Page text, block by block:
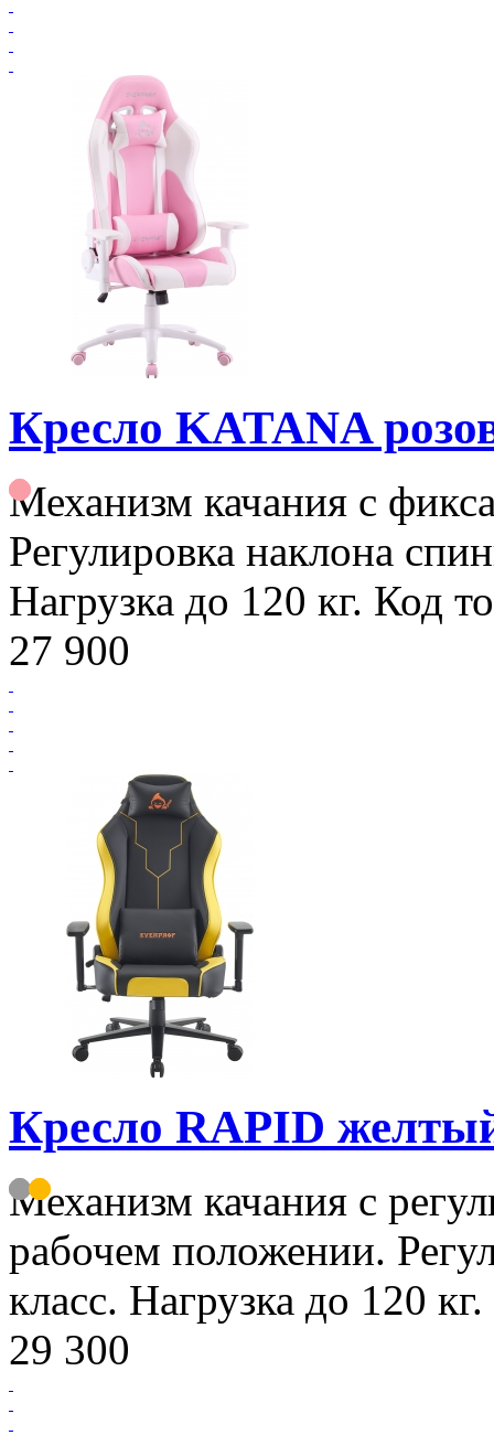
Кресло KATANA
Механизм качания с
Регулировка наклона
Нагрузка до 120 кг. Код
27 900
Кресло RAPID
Механизм качания с
рабочем положении.
класс. Нагрузка до 120
29 300